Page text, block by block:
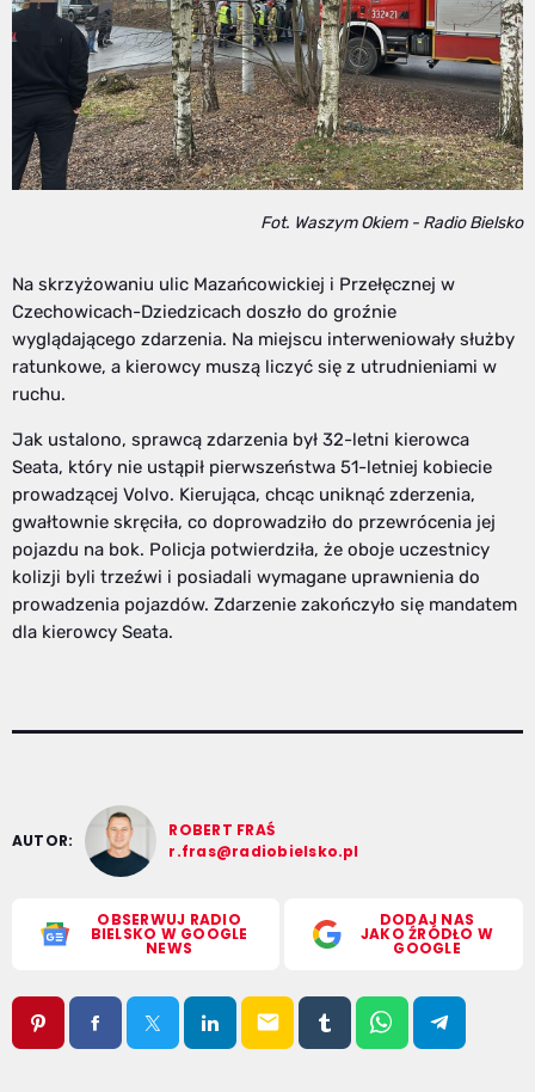
Fot. Waszym Okiem - Radio Bielsko
Na skrzyżowaniu ulic Mazańcowickiej i Przełęcznej w
Czechowicach-Dziedzicach doszło do groźnie
wyglądającego zdarzenia. Na miejscu interweniowały służby
ratunkowe, a kierowcy muszą liczyć się z utrudnieniami w
ruchu.
Jak ustalono, sprawcą zdarzenia był 32-letni kierowca
Seata, który nie ustąpił pierwszeństwa 51-letniej kobiecie
prowadzącej Volvo. Kierująca, chcąc uniknąć zderzenia,
gwałtownie skręciła, co doprowadziło do przewrócenia jej
pojazdu na bok. Policja potwierdziła, że oboje uczestnicy
kolizji byli trzeźwi i posiadali wymagane uprawnienia do
prowadzenia pojazdów. Zdarzenie zakończyło się mandatem
dla kierowcy Seata.
AUTOR:
ROBERT FRAŚ
r.fras@radiobielsko.pl
OBSERWUJ RADIO
BIELSKO W GOOGLE
NEWS
DODAJ NAS
JAKO ŹRÓDŁO W
GOOGLE
email